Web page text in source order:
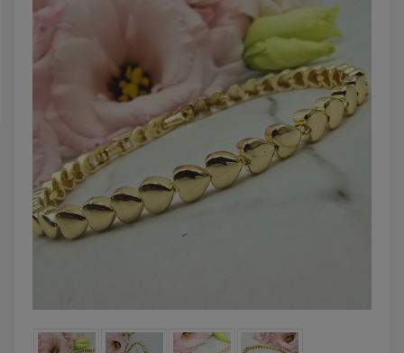
powiadom o
dostępności